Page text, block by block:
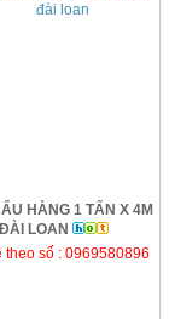
HÀNG 1 TẤN X 4M
ĐÀI LOAN
theo số : 0969580896